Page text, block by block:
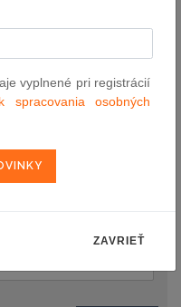
vyplnené pri registrácií
spracovania osobných
ZAVRIEŤ